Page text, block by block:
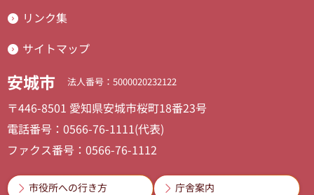
リンク集
サイトマップ
安城市 法人番号：5000020232122
〒446-8501 愛知県安城市桜町18番23号
電話番号：0566-76-1111(代表)
ファクス番号：0566-76-1112
市役所への行き方 庁舎案内